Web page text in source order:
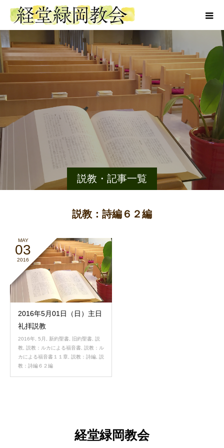
説教・記事一覧
説教：詩編６２編
MAY
03
2016
2016年5月01日（日）主日
礼拝説教
2016年, 5月 , 新約聖書, 旧約聖書, 説
教, 説教：ルカによる福音書, 説教：ル
カによる福音書１１章, 説教：詩編, 説
教：詩編６２編
経堂緑岡教会